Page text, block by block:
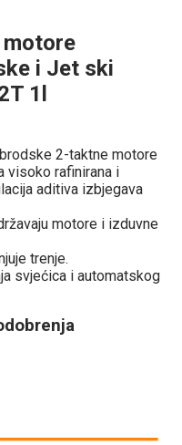
i Jet ski
1l
2-taktne motore
visoko rafinirana i
aditiva izbjegava
motore i izduvne
trenje.
svjećica i automatskog